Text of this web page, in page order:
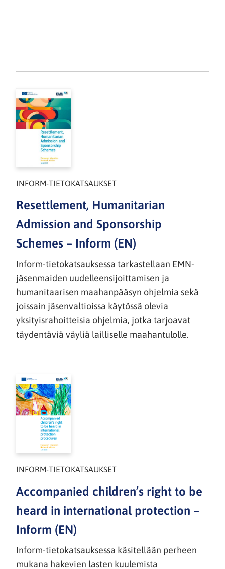
INFORM-TIETOKATSAUKSET
Resettlement, Humanitarian
Admission and Sponsorship
Schemes – Inform (EN)
Inform-tietokatsauksessa tarkastellaan EMN-
jäsenmaiden uudelleensijoittamisen ja
humanitaarisen maahanpääsyn ohjelmia sekä
joissain jäsenvaltioissa käytössä olevia
yksityisrahoitteisia ohjelmia, jotka tarjoavat
täydentäviä väyliä lailliselle maahantulolle.
INFORM-TIETOKATSAUKSET
Accompanied children’s right to be
heard in international protection –
Inform (EN)
Inform-tietokatsauksessa käsitellään perheen
mukana hakevien lasten kuulemista